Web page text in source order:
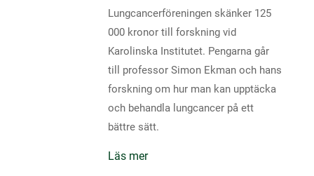
Lungcancerföreningen skänker 125
000 kronor till forskning vid
Karolinska Institutet. Pengarna går
till professor Simon Ekman och hans
forskning om hur man kan upptäcka
och behandla lungcancer på ett
bättre sätt.
Läs mer